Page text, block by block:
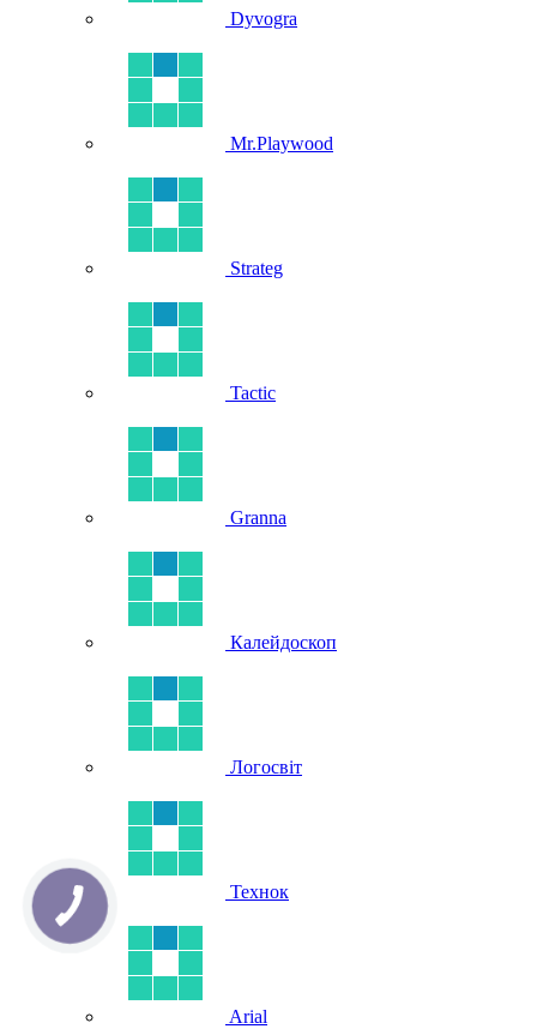
Dyvogra
Mr.Playwood
Strateg
Tactic
Granna
Калейдоскоп
Логосвіт
Технок
Arial
КНОПКА
ЗВ'ЯЗКУ